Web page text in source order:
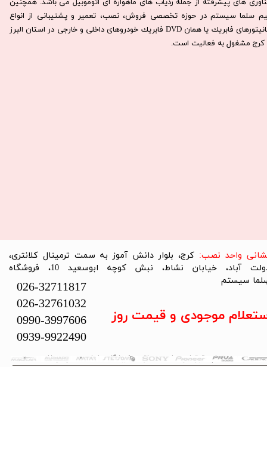
های پیشرفته از جمله ردیاب های ماهواره ای اتوموبیل می باشد. همچنين
سلما سيستم در حوزه تخصصی فروش، نصب، تعمير و پشتيبانی از انواع
مانيتورهای فابريك يا همان DVD فابريك خودروهای داخلی و خارجی در استان البرز
كرج مشغول به فعاليت است.​​​​​​​
تمام حقوق این سایت متعلق به فروشگاه سلما سیستم می‌باشد.
واحد نصب: کرج، بلوار دانش آموز به سمت ترمینال کلانتری،
دولت آباد، خیابان نشاط، نبش کوچه ابوسعید 10، فروشگاه
سیستم​​​​​​​
026-32711817
026-32761032
0990-3997606
0939-9922490
موجودی و قیمت روز